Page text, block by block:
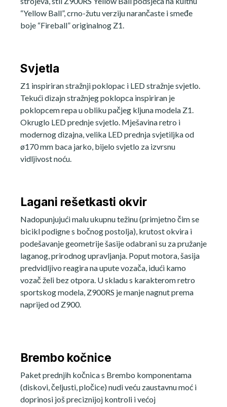
“Yellow Ball”, crno-žutu verziju narančaste i smeđe
boje “Fireball” originalnog Z1.
Svjetla
Z1 inspiriran stražnji poklopac i LED stražnje svjetlo.
Tekući dizajn stražnjeg poklopca inspiriran je
poklopcem repa u obliku pačjeg kljuna modela Z1.
Okruglo LED prednje svjetlo. Mješavina retro i
modernog dizajna, velika LED prednja svjetiljka od
ø170 mm baca jarko, bijelo svjetlo za izvrsnu
vidljivost noću.
Lagani rešetkasti okvir
Nadopunjujući malu ukupnu težinu (primjetno čim se
bicikl podigne s bočnog postolja), krutost okvira i
podešavanje geometrije šasije odabrani su za pružanje
laganog, prirodnog upravljanja. Poput motora, šasija
predvidljivo reagira na upute vozača, idući kamo
vozač želi bez otpora. U skladu s karakterom retro
sportskog modela, Z900RS je manje nagnut prema
naprijed od Z900.
Brembo kočnice
Paket prednjih kočnica s Brembo komponentama
(diskovi, čeljusti, pločice) nudi veću zaustavnu moć i
doprinosi još preciznijoj kontroli i većoj